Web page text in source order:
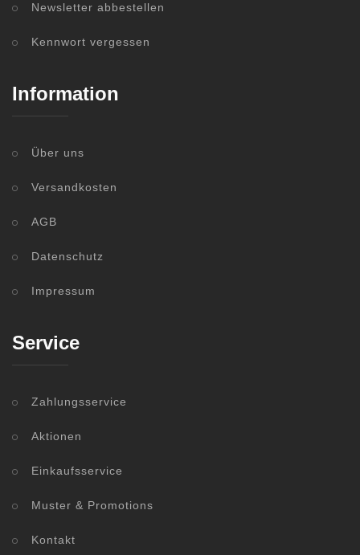
Newsletter abbestellen
Kennwort vergessen
Information
Über uns
Versandkosten
AGB
Datenschutz
Impressum
Service
Zahlungsservice
Aktionen
Einkaufsservice
Muster & Promotions
Kontakt